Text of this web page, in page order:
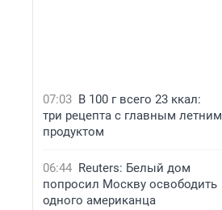
07:03 В 100 г всего 23 ккал:
три рецепта с главным летним
продуктом
06:44 Reuters: Белый дом
попросил Москву освободить
одного американца